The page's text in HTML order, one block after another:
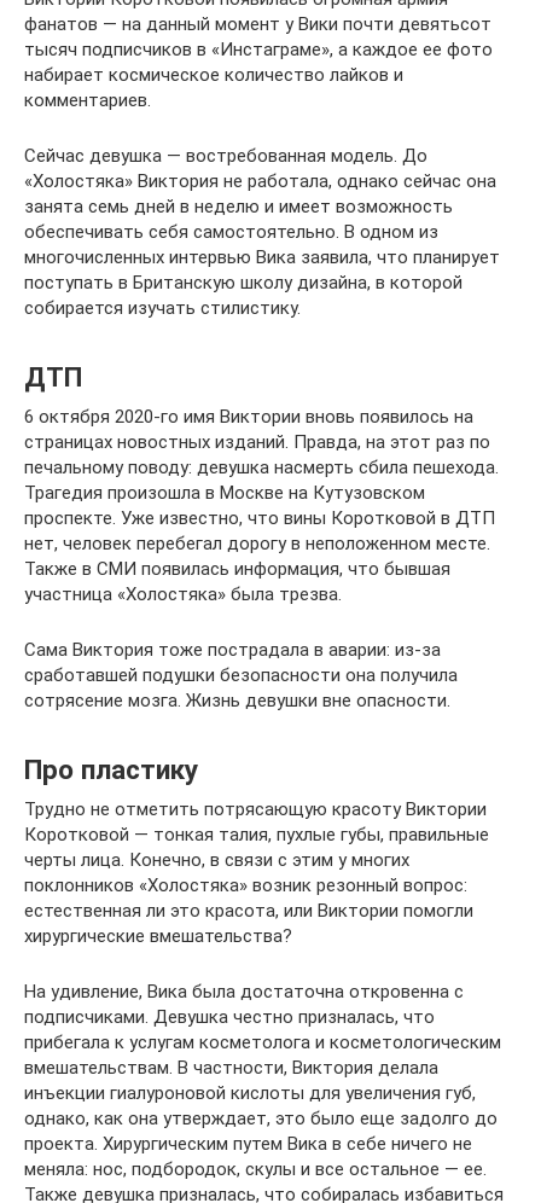
фанатов — на данный момент у Вики почти девятьсот
тысяч подписчиков в «Инстаграме», а каждое ее фото
набирает космическое количество лайков и
комментариев.
Сейчас девушка — востребованная модель. До
«Холостяка» Виктория не работала, однако сейчас она
занята семь дней в неделю и имеет возможность
обеспечивать себя самостоятельно. В одном из
многочисленных интервью Вика заявила, что планирует
поступать в Британскую школу дизайна, в которой
собирается изучать стилистику.
ДТП
6 октября 2020-го имя Виктории вновь появилось на
страницах новостных изданий. Правда, на этот раз по
печальному поводу: девушка насмерть сбила пешехода.
Трагедия произошла в Москве на Кутузовском
проспекте. Уже известно, что вины Коротковой в ДТП
нет, человек перебегал дорогу в неположенном месте.
Также в СМИ появилась информация, что бывшая
участница «Холостяка» была трезва.
Сама Виктория тоже пострадала в аварии: из-за
сработавшей подушки безопасности она получила
сотрясение мозга. Жизнь девушки вне опасности.
Про пластику
Трудно не отметить потрясающую красоту Виктории
Коротковой — тонкая талия, пухлые губы, правильные
черты лица. Конечно, в связи с этим у многих
поклонников «Холостяка» возник резонный вопрос:
естественная ли это красота, или Виктории помогли
хирургические вмешательства?
На удивление, Вика была достаточна откровенна с
подписчиками. Девушка честно призналась, что
прибегала к услугам косметолога и косметологическим
вмешательствам. В частности, Виктория делала
инъекции гиалуроновой кислоты для увеличения губ,
однако, как она утверждает, это было еще задолго до
проекта. Хирургическим путем Вика в себе ничего не
меняла: нос, подбородок, скулы и все остальное — ее.
Также девушка призналась, что собиралась избавиться